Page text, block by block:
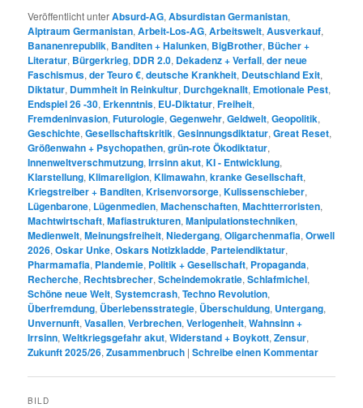
Veröffentlicht unterAbsurd-AG,Absurdistan Germanistan,
Alptraum Germanistan,Arbeit-Los-AG,Arbeitswelt,Ausverkauf,
Bananenrepublik, Banditen + Halunken, BigBrother, Bücher +
Literatur, Bürgerkrieg, DDR 2.0, Dekadenz + Verfall,der neue
Faschismus,der Teuro €,deutsche Krankheit, Deutschland Exit,
Diktatur, Dummheit in Reinkultur, Durchgeknallt, Emotionale Pest,
Endspiel 26 -30, Erkenntnis, EU-Diktatur,Freiheit,
Fremdeninvasion,Futurologie,Gegenwehr,Geldwelt,Geopolitik,
Geschichte,Gesellschaftskritik,Gesinnungsdiktatur,Great Reset,
Größenwahn + Psychopathen,grün-rote Ökodiktatur,
Innenweltverschmutzung,Irrsinn akut,KI - Entwicklung,
Klarstellung,Klimareligion,Klimawahn,kranke Gesellschaft,
Kriegstreiber + Banditen,Krisenvorsorge,Kulissenschieber,
Lügenbarone, Lügenmedien,Machenschaften,Machtterroristen,
Machtwirtschaft,Mafiastrukturen,Manipulationstechniken,
Medienwelt,Meinungsfreiheit,Niedergang,Oligarchenmafia,Orwell
2026,Oskar Unke,Oskars Notizkladde, Parteiendiktatur,
Pharmamafia, Plandemie, Politik + Gesellschaft, Propaganda,
Recherche, Rechtsbrecher,Scheindemokratie,Schlafmichel,
Schöne neue Welt,Systemcrash,Techno Revolution,
Überfremdung, Überlebensstrategie, Überschuldung, Untergang,
Unvernunft,Vasallen,Verbrechen,Verlogenheit,Wahnsinn +
Irrsinn,Weltkriegsgefahr akut,Widerstand + Boykott,Zensur,
Zukunft 2025/26,Zusammenbruch |Schreibe einen Kommentar
BILD